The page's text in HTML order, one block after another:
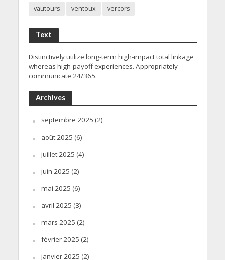
vautours
ventoux vercors
Text
Distinctively utilize long-term high-impact total linkage
whereas high-payoff experiences. Appropriately
communicate 24/365.
Archives
septembre 2025 (2)
août 2025 (6)
juillet 2025 (4)
juin 2025 (2)
mai 2025 (6)
avril 2025 (3)
mars 2025 (2)
février 2025 (2)
janvier 2025 (2)